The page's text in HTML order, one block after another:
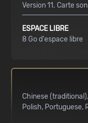
Version 11. Carte
ESPACE LIBRE
8 Go d'espace libre
Chinese (traditional)
Polish Portuguese